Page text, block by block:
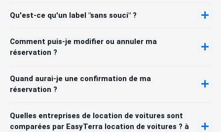
Qu'est-ce qu'un label "sans souci" ?
Comment puis-je modifier ou annuler ma
réservation ?
Quand aurai-je une confirmation de ma
réservation ?
Quelles entreprises de location de voitures sont
comparées par EasyTerra location de voitures ? à